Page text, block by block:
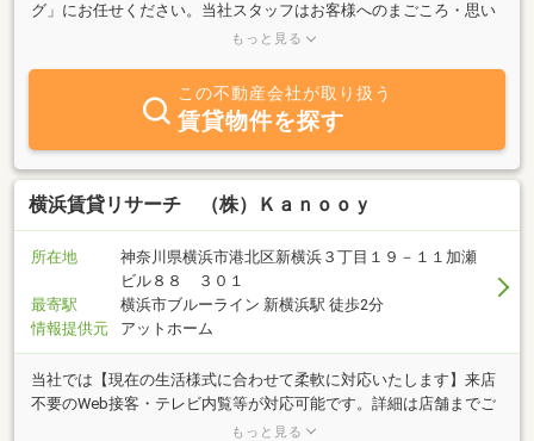
グ」にお任せください。当社スタッフはお客様へのまごころ・思い
やりを忘れず、コミュニケーションを何より大切に考えておりま
いが見つかるよう、ご要望にお応えしてまいります。お客様への誠
意がモットーの「加瀬ハウジング」へ是非ご来店ください。
もっと見る
この不動産会社が取り扱う
賃貸物件を探す
横浜賃貸リサーチ （株）Ｋａｎｏｏｙ
所在地
神奈川県横浜市港北区新横浜３丁目１９－１１加瀬
ビル８８ ３０１
最寄駅
横浜市ブルーライン 新横浜駅 徒歩2分
情報提供元
アットホーム
当社では【現在の生活様式に合わせて柔軟に対応いたします】来店
不要のWeb接客・テレビ内覧等が対応可能です。詳細は店舗までご
連絡くださいませ。お客様それぞれのニーズにあった物件を経験豊
もっと見る